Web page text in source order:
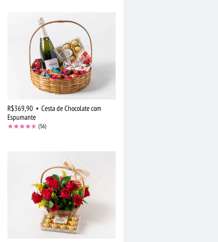
R$369,90 • Cesta de Chocolate com
Espumante
(56)